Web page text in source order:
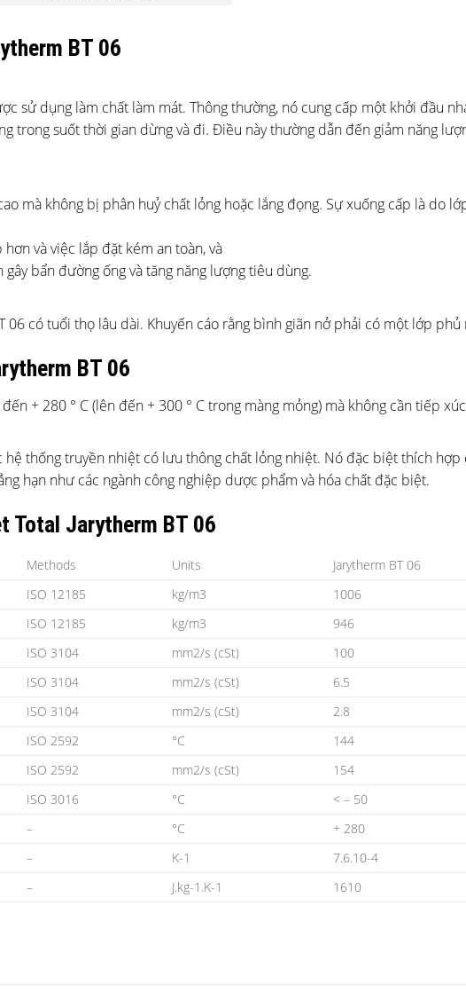
BT 06
sử dụng làm chất làm mát. Thông thường, nó cung cấp một khởi đầu
trong suốt thời gian dừng và đi. Điều này thường dẫn đến giảm năng
mà không bị phân huỷ chất lỏng hoặc lắng đọng. Sự xuống cấp là do
và việc lắp đặt kém an toàn, và
bẩn đường ống và tăng năng lượng tiêu dùng.
06 có tuổi thọ lâu dài. Khuyến cáo rằng bình giãn nở phải có một lớp phủ
BT 06
+ 280 ° C (lên đến + 300 ° C trong màng mỏng) mà không cần tiếp
hệ thống truyền nhiệt có lưu thông chất lỏng nhiệt. Nó đặc biệt thích hợp
hạn như các ngành công nghiệp dược phẩm và hóa chất đặc biệt.
Total Jarytherm BT 06
Methods Units
Jarytherm BT 06
ISO 12185 kg/m3
1006
ISO 12185 kg/m3
946
ISO 3104 mm2/s (cSt)
100
ISO 3104 mm2/s (cSt)
6.5
ISO 3104 mm2/s (cSt)
2.8
ISO 2592 °C
144
ISO 2592 mm2/s (cSt)
154
ISO 3016 °C
< – 50
– °C
+ 280
– K-1
7.6.10-4
– J.kg-1.K-1 1610